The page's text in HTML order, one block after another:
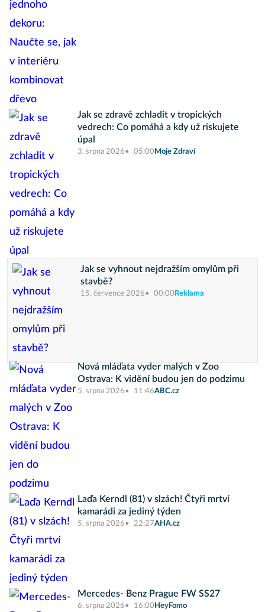
Jak se zdravě zchladit v tropických
vedrech: Co pomáhá a kdy už riskujete
úpal
3. srpna 2026 05:00 Moje Zdraví
Jak se vyhnout nejdražším omylům při
stavbě?
15. července 2026 00:00 Reklama
Nová mláďata vyder malých v Zoo
Ostrava: K vidění budou jen do podzimu
5. srpna 2026 11:46ABC.cz
Laďa Kerndl (81) v slzách! Čtyři mrtví
kamarádi za jediný týden
5. srpna 2026 22:27AHA.cz
Mercedes- Benz Prague FW SS27
6. srpna 2026 16:00 HeyFomo